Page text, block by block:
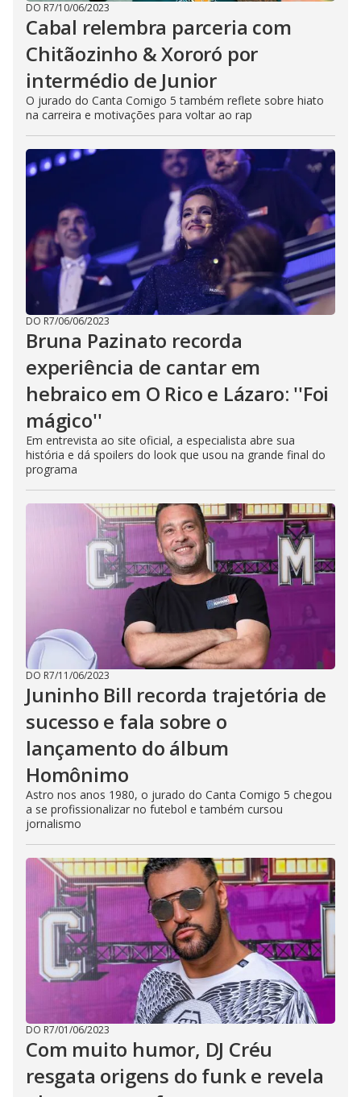
DO R7/10/06/2023
Cabal relembra parceria com
Chitãozinho & Xororó por
intermédio de Junior
O jurado do Canta Comigo 5 também reflete sobre hiato
na carreira e motivações para voltar ao rap
DO R7/06/06/2023
Bruna Pazinato recorda
experiência de cantar em
hebraico em O Rico e Lázaro: ''Foi
mágico''
Em entrevista ao site oficial, a especialista abre sua
história e dá spoilers do look que usou na grande final do
programa
DO R7/11/06/2023
Juninho Bill recorda trajetória de
sucesso e fala sobre o
lançamento do álbum
Homônimo
Astro nos anos 1980, o jurado do Canta Comigo 5 chegou
a se profissionalizar no futebol e também cursou
jornalismo
DO R7/01/06/2023
Com muito humor, DJ Créu
resgata origens do funk e revela